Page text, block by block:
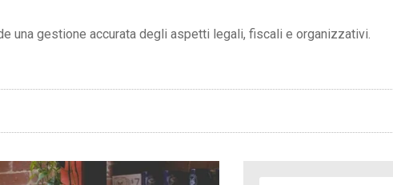
una gestione accurata degli aspetti legali, fiscali e organizzativi.